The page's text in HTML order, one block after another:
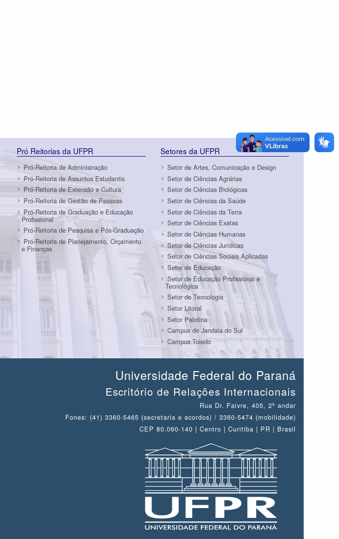
Pró Reitorias da UFPR
Pró-Reitoria de Administração
Pró-Reitoria de Assuntos Estudantis
Pró-Reitoria de Extensão e Cultura
Pró-Reitoria de Gestão de Pessoas
Pró-Reitoria de Graduação e Educação
Profissional
Pró-Reitoria de Pesquisa e Pós-Graduação
Pró-Reitoria de Planejamento, Orçamento
e Finanças
Setores da UFPR
Setor de Artes, Comunicação e Design
Setor de Ciências Agrárias
Setor de Ciências Biológicas
Setor de Ciências da Saúde
Setor de Ciências da Terra
Setor de Ciências Exatas
Setor de Ciências Humanas
Setor de Ciências Jurídicas
Setor de Ciências Sociais Aplicadas
Setor de Educação
Setor de Educação Profissional e
Tecnológica
Setor de Tecnologia
Setor Litoral
Setor Palotina
Campus de Jandaia do Sul
Campus Toledo
Universidade Federal do Paraná
Escritório de Relações Internacionais
Rua Dr. Faivre, 405, 2º andar
Fones: (41) 3360-5465 (secretaria e acordos) / 3360-5474 (mobilidade)
CEP 80.060-140 | Centro | Curitiba | PR | Brasil